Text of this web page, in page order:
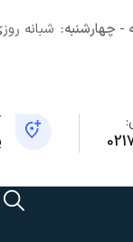
- چهارشنبه:شبانه